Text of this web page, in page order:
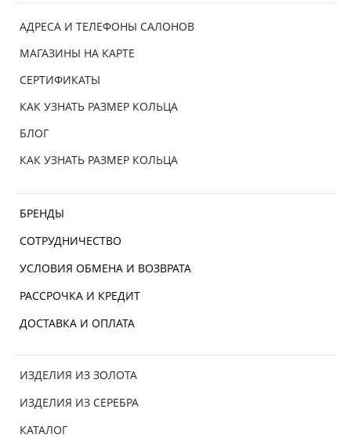
АДРЕСА И ТЕЛЕФОНЫ САЛОНОВ
МАГАЗИНЫ НА КАРТЕ
СЕРТИФИКАТЫ
КАК УЗНАТЬ РАЗМЕР КОЛЬЦА
БЛОГ
КАК УЗНАТЬ РАЗМЕР КОЛЬЦА
БРЕНДЫ
СОТРУДНИЧЕСТВО
УСЛОВИЯ ОБМЕНА И ВОЗВРАТА
РАССРОЧКА И КРЕДИТ
ДОСТАВКА И ОПЛАТА
ИЗДЕЛИЯ ИЗ ЗОЛОТА
ИЗДЕЛИЯ ИЗ СЕРЕБРА
КАТАЛОГ